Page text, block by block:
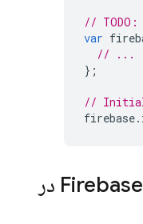
//
var
// ...
};
//
firebase.
استفاده از چندین پروژه Firebase در